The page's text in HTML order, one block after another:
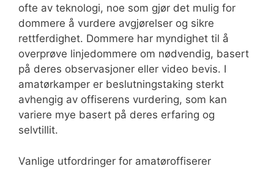
ofte av teknologi, noe som gjør det mulig for
dommere å vurdere avgjørelser og sikre
rettferdighet. Dommere har myndighet til å
overprøve linjedommere om nødvendig, basert
på deres observasjoner eller video bevis. I
amatørkamper er beslutningstaking sterkt
avhengig av offiserens vurdering, som kan
variere mye basert på deres erfaring og
selvtillit.
Vanlige utfordringer for amatøroffiserer